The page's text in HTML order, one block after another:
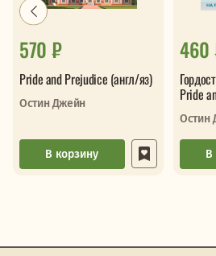
570 ₽
Pride and Prejudice (англ/яз)
Остин Джейн
В корзину
460
Pride
и русск/
Остин
В